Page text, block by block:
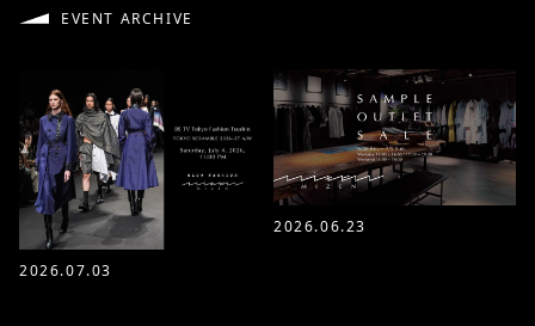
EVENT ARCHIVE
2026.07.03
2026.06.23